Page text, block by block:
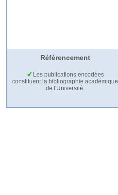
Référencement
Les publications encodées
constituent la bibliographie académique
de l'Université.